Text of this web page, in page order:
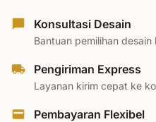
Konsultasi Desain
Bantuan pemilihan
Pengiriman Express
Layanan kirim cepat ke
Pembayaran Flexibel